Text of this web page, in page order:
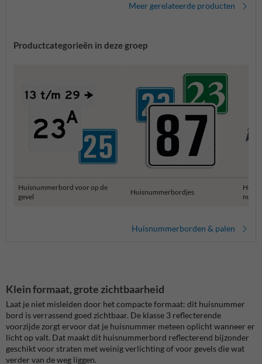
Meer gerelateerde producten
Productcategorieën in deze groep
Huisnummerbord voor op de
gevel
Huisnummerbordjes
Huisnummerborden & palen
Klein formaat, grote zichtbaarheid
Laat je niet misleiden door het compacte formaat: dit huisnummer
bord is verrassend goed zichtbaar. De klasse 3 reflecterende
voorzijde zorgt ervoor dat je huisnummer meteen oplicht wanneer er
licht op valt. Dat maakt dit huisnummerbord reflecterend bijzonder
geschikt voor straten met weinig verlichting of voor gevels die wat
verder van de weg liggen.